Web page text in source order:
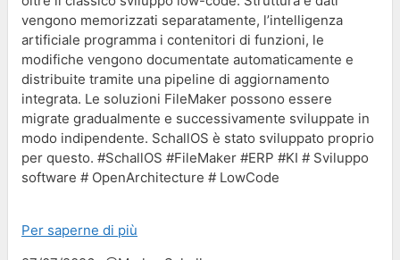
vengono memorizzati separatamente, l’intelligenza
artificiale programma i contenitori di funzioni, le
modifiche vengono documentate automaticamente e
distribuite tramite una pipeline di aggiornamento
integrata. Le soluzioni FileMaker possono essere
migrate gradualmente e successivamente sviluppate in
modo indipendente. SchallOS è stato sviluppato proprio
per questo. #SchallOS #FileMaker #ERP #KI # Sviluppo
software # OpenArchitecture # LowCode
Per saperne di più